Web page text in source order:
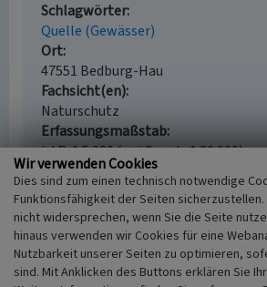
Schlagwörter
Quelle (Gewässer)
Ort
47551 Bedburg-Hau
Fachsicht(en)
Naturschutz
Erfassungsmaßstab
i.d.R. 1:5.000 (größer als 1:20.000)
Erfassungsmethode
Literaturauswertung
Empfohlene Zitierweise
Wir verwenden Cookies
Dies sind zum einen technisch notwendige
Funktionsfähigkeit der Seiten sicherzustellen.
nicht widersprechen, wenn Sie die Seite
hinaus verwenden wir Cookies für eine
Nutzbarkeit unserer Seiten zu optimieren,
sind. Mit Anklicken des Buttons erklären Sie